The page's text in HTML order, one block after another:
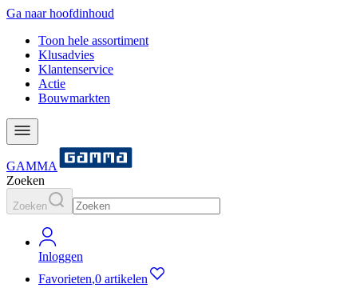
Ga naar hoofdinhoud
Toon hele assortiment
Klusadvies
Klantenservice
Actie
Bouwmarkten
GAMMA
Zoeken
Zoeken
Inloggen
Favorieten,0 artikelen